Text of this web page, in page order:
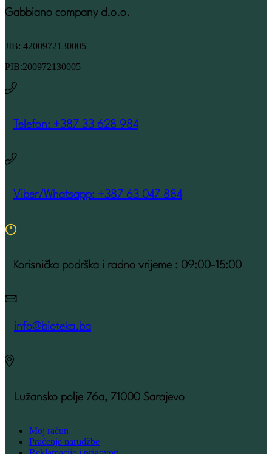
Gabbiano company d.o.o.
JIB: 4200972130005
PIB:200972130005
Telefon: +387 33 628 984
Viber/Whatsapp: +387 63 047 884
Korisnička podrška i radno vrijeme : 09:00-15:00
info@bioteka.ba
Lužansko polje 76a, 71000 Sarajevo
Moj račun
Praćenje narudžbe